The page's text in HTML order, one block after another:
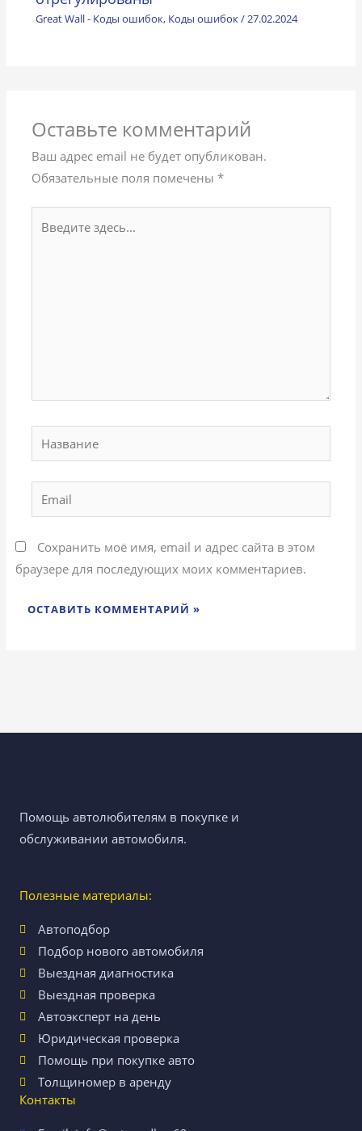
Great Wall - Коды ошибок, Коды ошибок/27.02.2024
Оставьте комментарий
Ваш адрес email не будет опубликован.
Обязательные поля помечены*
здесь...
Название
Сохранить моё имя, email и адрес сайта в этом
браузере для последующих моих комментариев.
Помощь автолюбителям в покупке и
обслуживании автомобиля.
Полезные материалы:
Автоподбор
Подбор нового автомобиля
Выездная диагностика
Выездная проверка
Автоэксперт на день
Юридическая проверка
Помощь при покупке авто
Толщиномер в аренду
Контакты